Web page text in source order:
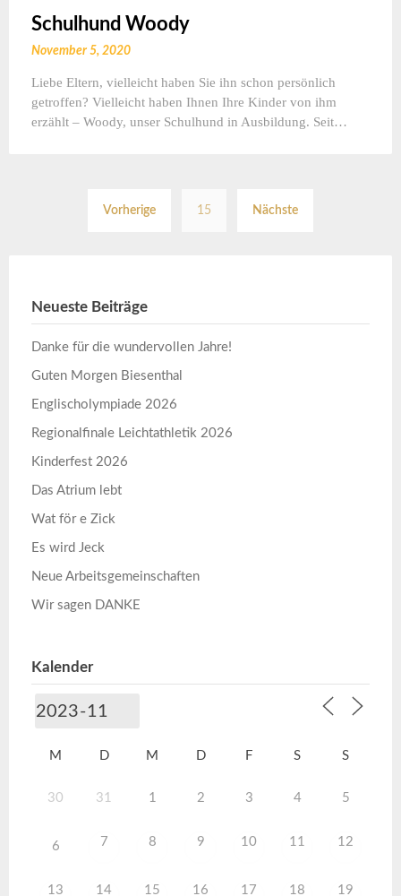
Schulhund Woody
November 5, 2020
Liebe Eltern, vielleicht haben Sie ihn schon persönlich
getroffen? Vielleicht haben Ihnen Ihre Kinder von ihm
erzählt – Woody, unser Schulhund in Ausbildung. Seit…
Vorherige 15 Nächste
Neueste Beiträge
Danke für die wundervollen Jahre!
Guten Morgen Biesenthal
Englischolympiade 2026
Regionalfinale Leichtathletik 2026
Kinderfest 2026
Das Atrium lebt
Wat för e Zick
Es wird Jeck
Neue Arbeitsgemeinschaften
Wir sagen DANKE
Kalender
M D M D F S S
30 31 1 2 3 4 5
6 7 8 9 10 11 12
13 14 15 16 17 18 19